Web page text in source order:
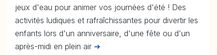
jeux d'eau pour animer vos journées d'été ! Des
activités ludiques et rafraîchissantes pour divertir les
enfants lors d'un anniversaire, d'une fête ou d'un
après-midi en plein air ➜